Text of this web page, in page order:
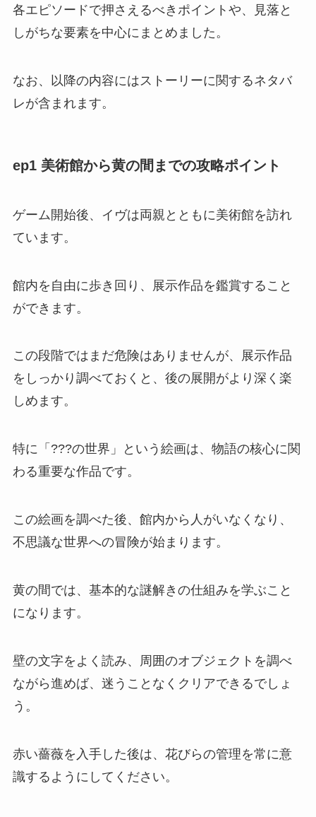
各エピソードで押さえるべきポイントや、見落と
しがちな要素を中心にまとめました。
なお、以降の内容にはストーリーに関するネタバ
レが含まれます。
ep1 美術館から黄の間までの攻略ポイント
ゲーム開始後、イヴは両親とともに美術館を訪れ
ています。
館内を自由に歩き回り、展示作品を鑑賞すること
ができます。
この段階ではまだ危険はありませんが、展示作品
をしっかり調べておくと、後の展開がより深く楽
しめます。
特に「???の世界」という絵画は、物語の核心に関
わる重要な作品です。
この絵画を調べた後、館内から人がいなくなり、
不思議な世界への冒険が始まります。
黄の間では、基本的な謎解きの仕組みを学ぶこと
になります。
壁の文字をよく読み、周囲のオブジェクトを調べ
ながら進めば、迷うことなくクリアできるでしょ
う。
赤い薔薇を入手した後は、花びらの管理を常に意
識するようにしてください。